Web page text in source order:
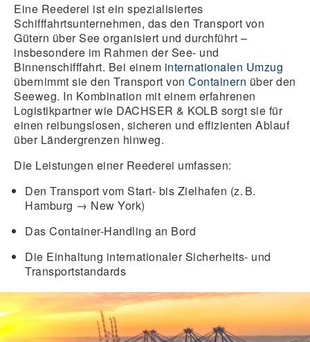
Eine Reederei ist ein spezialisiertes
Schifffahrtsunternehmen, das den Transport von
Gütern über See organisiert und durchführt –
insbesondere im Rahmen der See- und
Binnenschifffahrt. Bei einem internationalen Umzug
übernimmt sie den Transport von Containern über den
Seeweg. In Kombination mit einem erfahrenen
Logistikpartner wie DACHSER & KOLB sorgt sie für
einen reibungslosen, sicheren und effizienten Ablauf
über Ländergrenzen hinweg.
Die Leistungen einer Reederei umfassen:
Den Transport vom Start- bis Zielhafen (z. B.
Hamburg → New York)
Das Container-Handling an Bord
Die Einhaltung internationaler Sicherheits- und
Transportstandards